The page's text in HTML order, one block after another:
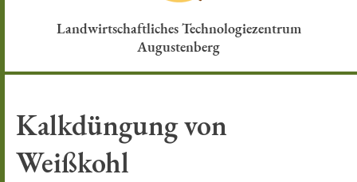
Landwirtschaftliches Technologiezentrum
Augustenberg
Kalkdüngung von
Weißkohl